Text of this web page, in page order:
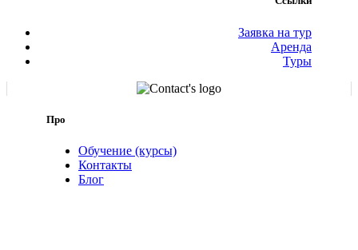
Заявка на тур
Аренда
Туры
Про
Обучение (курсы)
Контакты
Блог